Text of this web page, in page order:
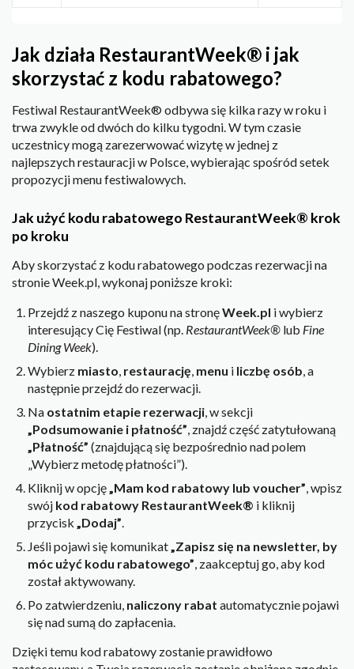
Jak działa RestaurantWeek® i jak
skorzystać z kodu rabatowego?
Festiwal RestaurantWeek® odbywa się kilka razy w roku i
trwa zwykle od dwóch do kilku tygodni. W tym czasie
uczestnicy mogą zarezerwować wizytę w jednej z
najlepszych restauracji w Polsce, wybierając spośród setek
propozycji menu festiwalowych.
Jak użyć kodu rabatowego RestaurantWeek® krok
po kroku
Aby skorzystać z kodu rabatowego podczas rezerwacji na
stronie Week.pl, wykonaj poniższe kroki:
Przejdź z naszego kuponu na stronęWeek.pl i wybierz
interesujący Cię Festiwal (np. RestaurantWeek® lub Fine
Dining Week).
Wybierz miasto restaurację menu i liczbę osób , a
następnie przejdź do rezerwacji.
Na ostatnim etapie rezerwacji , w sekcji
„Podsumowanie i płatność” , znajdź część zatytułowaną
„Płatność” (znajdującą się bezpośrednio nad polem
„Wybierz metodę płatności”).
Kliknij w opcję „Mam kod rabatowy lub voucher” , wpisz
swój kod rabatowy RestaurantWeek® i kliknij
przycisk „Dodaj”
Jeśli pojawi się komunikat „Zapisz się na newsletter, by
móc użyć kodu rabatowego” , zaakceptuj go, aby kod
został aktywowany.
Po zatwierdzeniu, naliczony rabat automatycznie pojawi
się nad sumą do zapłacenia.
Dzięki temu kod rabatowy zostanie prawidłowo